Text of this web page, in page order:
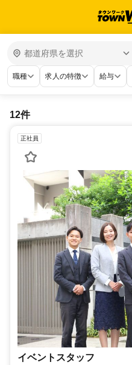
職種 求人の特徴 給与
12件
正社員
イベントスタッフ